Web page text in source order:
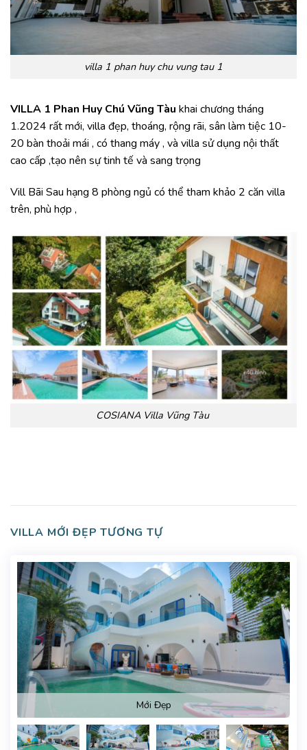
villa 1 phan huy chu vung tau 1
VILLA 1 Phan Huy Chú Vũng Tàu khai chương tháng
1.2024 rất mới, villa đẹp, thoáng, rộng rãi, sân làm tiệc 10-
20 bàn thoải mái , có thang máy , và villa sử dụng nội thất
cao cấp ,tạo nên sự tinh tế và sang trọng
Vill Bãi Sau hạng 8 phòng ngủ có thể tham khảo 2 căn villa
trên, phù hợp ,
COSIANA Villa Vũng Tàu
VILLA MỚI ĐẸP TƯƠNG TỰ
Mới Đẹp